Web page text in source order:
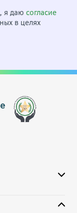
я даю согласие
в целях